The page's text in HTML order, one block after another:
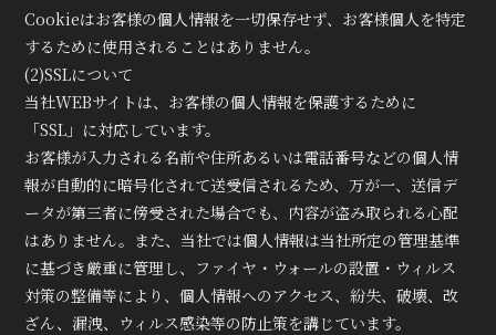
Cookieはお客様の個人情報を一切保存せず、お客様個人を特定
するために使用されることはありません。
(2)SSLについて
当社WEBサイトは、お客様の個人情報を保護するために
「SSL」に対応しています。
お客様が入力される名前や住所あるいは電話番号などの個人情
報が自動的に暗号化されて送受信されるため、万が一、送信デ
ータが第三者に傍受された場合でも、内容が盗み取られる心配
はありません。また、当社では個人情報は当社所定の管理基準
に基づき厳重に管理し、ファイヤ・ウォールの設置・ウィルス
対策の整備等により、個人情報へのアクセス、紛失、破壊、改
ざん、漏洩、ウィルス感染等の防止策を講じています。